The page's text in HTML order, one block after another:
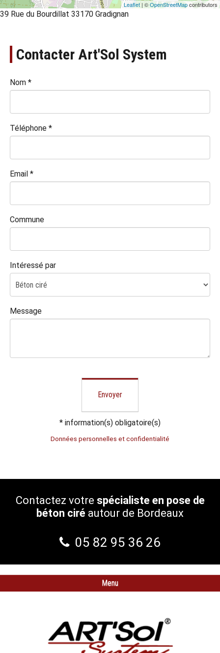
Leaflet | ©OpenStreetMapcontributors
39 Rue du Bourdillat 33170 Gradignan
Contacter Art'Sol System
Nom *
Téléphone *
Email *
Commune
Intéressé par
Message
Envoyer
* information(s) obligatoire(s)
Données personnelles et confidentialité
Contactez votre spécialiste en pose de
béton ciré autour de Bordeaux
05 82 95 36 26
Menu
Résine